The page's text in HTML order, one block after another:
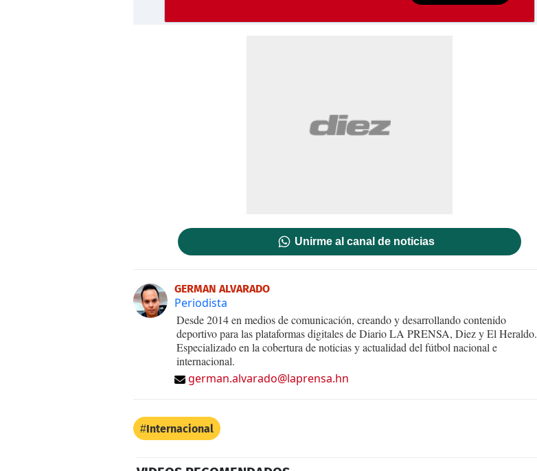
Unirme al canal de noticias
GERMAN ALVARADO
Periodista
Desde 2014 en medios de comunicación, creando y desarrollando contenido
deportivo para las plataformas digitales de Diario LA PRENSA, Diez y El Heraldo.
Especializado en la cobertura de noticias y actualidad del fútbol nacional e
internacional.
german.alvarado@laprensa.hn
Internacional